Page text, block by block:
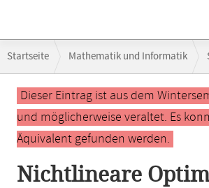
Navigation
Startseite Mathematik und Informatik
Hauptinhalt
Dieser Eintrag ist aus dem
und möglicherweise veraltet. Es
Äquivalent gefunden werden.
Nichtlineare